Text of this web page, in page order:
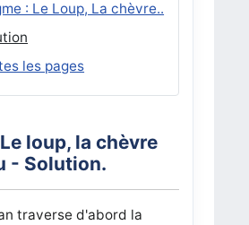
: Le Loup, La chèvre..
les pages
loup, la chèvre
- Solution.
traverse d'abord la